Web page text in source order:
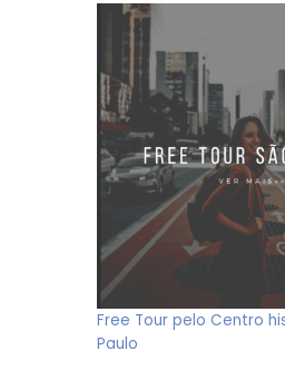
Free Tour pelo Centro
Paulo